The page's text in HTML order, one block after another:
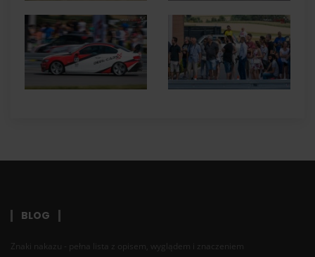
BLOG
Znaki nakazu - pełna lista z opisem, wyglądem i znaczeniem